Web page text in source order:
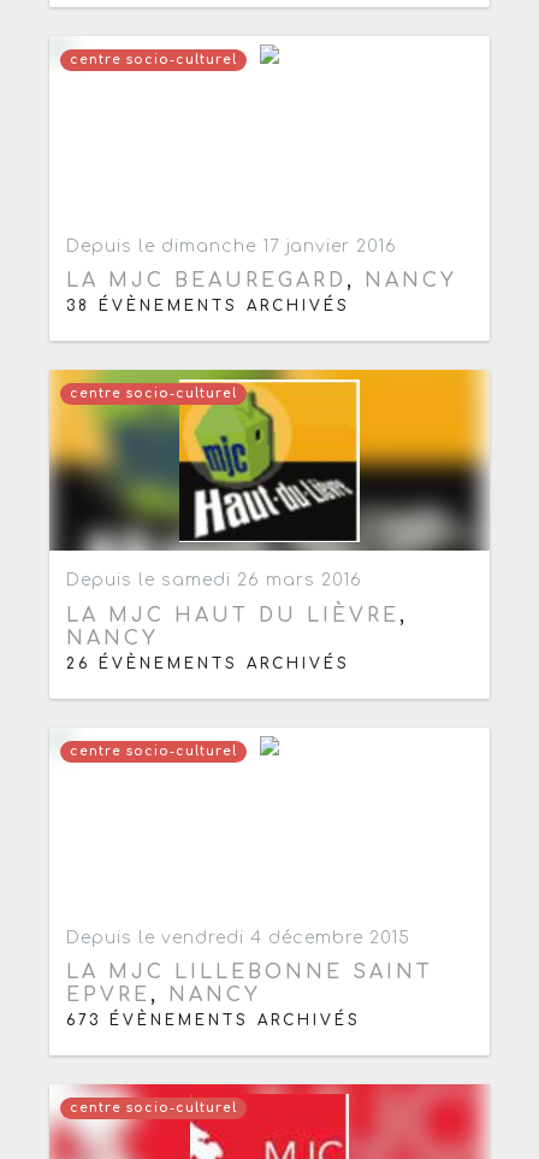
centre socio-culturel
Depuis le dimanche 17 janvier 2016
LA MJC BEAUREGARD , NANCY
38 ÉVÈNEMENTS ARCHIVÉS
centre socio-culturel
Depuis le samedi 26 mars 2016
LA MJC HAUT DU LIÈVRE ,
NANCY
26 ÉVÈNEMENTS ARCHIVÉS
centre socio-culturel
Depuis le vendredi 4 décembre 2015
LA MJC LILLEBONNE SAINT
EPVRE , NANCY
673 ÉVÈNEMENTS ARCHIVÉS
centre socio-culturel